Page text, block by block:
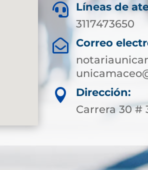

Líneas de
3117473650

Correo

Dirección:
Carrera 30 #